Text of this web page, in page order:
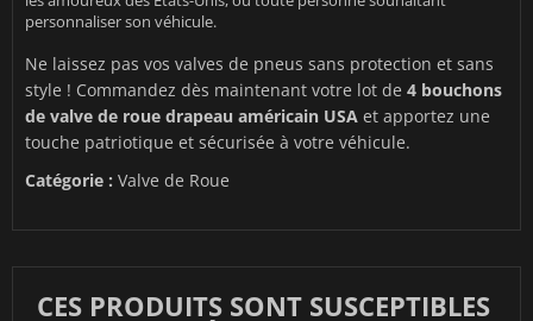
personnaliser son véhicule.
Ne laissez pas vos valves de pneus sans protection et sans
style ! Commandez dès maintenant votre lot de 4 bouchons
de valve de roue drapeau américain USA et apportez une
touche patriotique et sécurisée à votre véhicule.
Catégorie : Valve de Roue
CES PRODUITS SONT SUSCEPTIBLES